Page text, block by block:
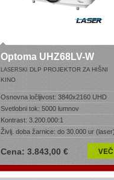
Optoma UHZ68LV-W
LASERSKI DLP PROJEKTOR ZA HIŠNI
KINO
Osnovna ločljivost: 3840x2160 UHD
Svetlobni tok: 5000 lumnov
Kontrast: 3.200.000:1
Življ. doba žarnice: do 30.000 ur
Cena: 3.843,00 €